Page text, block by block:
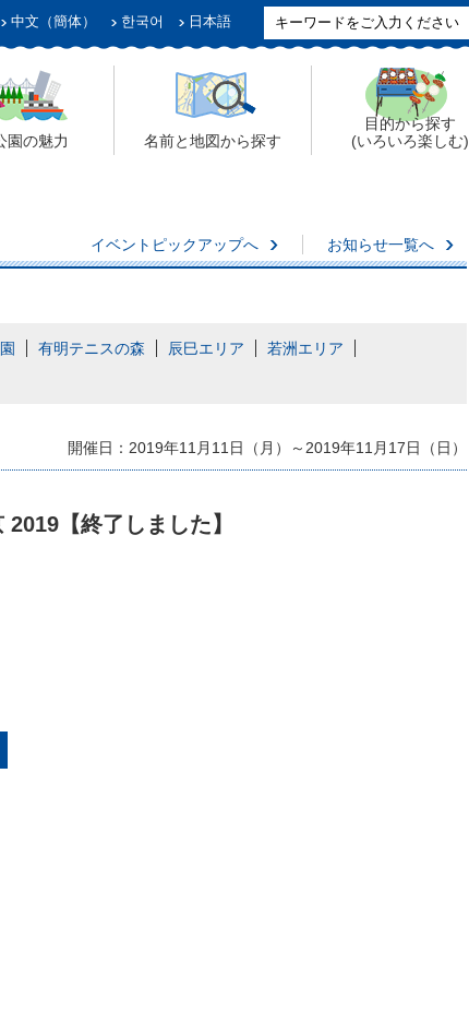
中文（簡体） 한국어 日本語
園の魅力 名前と地図から探す
目的から探す
(いろいろ楽しむ)
イベントピックアップへ お知らせ一覧へ
有明テニスの森 辰巳エリア
若洲エリア
開催日：2019年11月11日（月）～2019年11月17日（日）
【終了しました】